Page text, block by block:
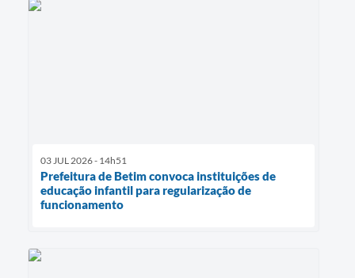
03 JUL 2026 - 14h51
Prefeitura de Betim convoca instituições de
educação infantil para regularização de
funcionamento